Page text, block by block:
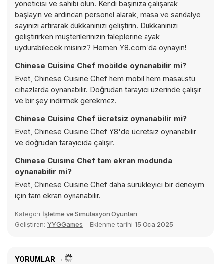
yöneticisi ve sahibi olun. Kendi başınıza çalışarak
başlayın ve ardından personel alarak, masa ve sandalye
sayınızı artırarak dükkanınızı geliştirin. Dükkanınızı
geliştirirken müşterilerinizin taleplerine ayak
uydurabilecek misiniz? Hemen Y8.com'da oynayın!
Chinese Cuisine Chef mobilde oynanabilir mi?
Evet, Chinese Cuisine Chef hem mobil hem masaüstü
cihazlarda oynanabilir. Doğrudan tarayıcı üzerinde çalışır
ve bir şey indirmek gerekmez.
Chinese Cuisine Chef ücretsiz oynanabilir mi?
Evet, Chinese Cuisine Chef Y8'de ücretsiz oynanabilir
ve doğrudan tarayıcıda çalışır.
Chinese Cuisine Chef tam ekran modunda
oynanabilir mi?
Evet, Chinese Cuisine Chef daha sürükleyici bir deneyim
için tam ekran oynanabilir.
Kategori İşletme ve Simülasyon Oyunları
Geliştiren: YYGGames Eklenme tarihi 15 Oca 2025
YORUMLAR